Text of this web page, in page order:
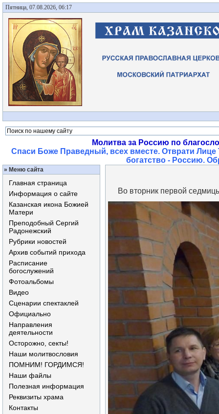
Пятница, 07.08.2026, 06:17
Молитва за Россию по
Спаси Боже Праведный, всех вместе. Отврати
богатство - Россию.
» Меню сайта
Главная страница
Информация о сайте
Казанская икона Божией
Матери
Преподобный Сергий
Радонежский
Рубрики новостей
Архив событий прихода
Расписание
богослужений
Фотоальбомы
Видео
Сценарии спектаклей
Официально
Направления
деятельности
Осторожно, секты!
Наши молитвословия
ПОМНИМ! ГОРДИМСЯ!
Наши файлы
Полезная информация
Реквизиты храма
Контакты
Во вторник первой седмицы